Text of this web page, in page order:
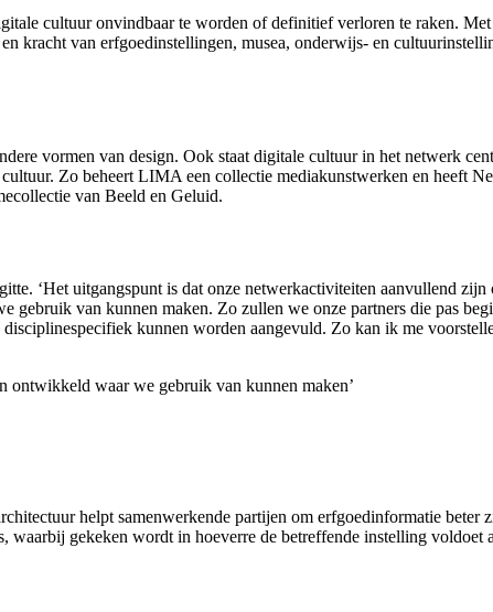
cultuur onvindbaar te worden of definitief verloren te raken. Met
kracht van erfgoedinstellingen, musea, onderwijs- en
vormen van design. Ook staat digitale cultuur in het netwerk
Zo beheert LIMA een collectie mediakunstwerken en heeft
van Beeld en Geluid.
‘Het uitgangspunt is dat onze netwerkactiviteiten aanvullend zijn
van kunnen maken. Zo zullen we onze partners die pas
kunnen worden aangevuld. Zo kan ik me
ontwikkeld waar we gebruik van kunnen maken’
helpt samenwerkende partijen om erfgoedinformatie beter
gekeken wordt in hoeverre de betreffende instelling voldoet